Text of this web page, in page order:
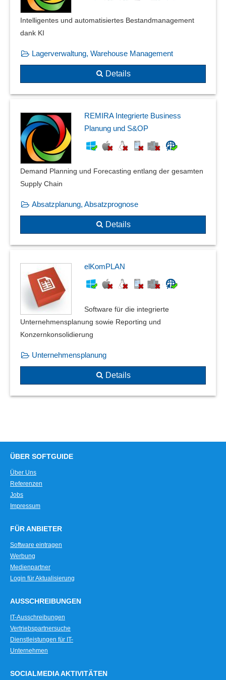
reguläre Ausdrücke
Releaseplanung
Remote-Development
Routing
Softwaredesign
Speicherüberwachung
Syntaxhervorhebung
Zufallsgenerator
Intelligentes und automatisiertes Bestandmanagement
dank KI
Lagerverwaltung, Warehouse Management
Details
REMIRA Integrierte Business
Planung und S&OP
Demand Planning und Forecasting entlang der gesamten
Supply Chain
Absatzplanung, Absatzprognose
Details
elKomPLAN
Software für die integrierte
Unternehmensplanung sowie Reporting und
Konzernkonsolidierung
Unternehmensplanung
Details
ÜBER SOFTGUIDE
Über Uns
Referenzen
Jobs
Impressum
FÜR ANBIETER
Software eintragen
Werbung
Medienpartner
Login für Aktualisierung
AUSSCHREIBUNGEN
IT-Ausschreibungen
Vertriebspartnersuche
Dienstleistungen für IT-
Unternehmen
SOCIALMEDIA AKTIVITÄTEN